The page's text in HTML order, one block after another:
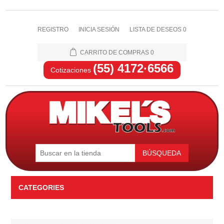
REGISTRO INICIA SESIÓN LISTA DE DESEOS 0
CARRITO DE COMPRAS 0
Cotizaciones (55) 4172·6566
BÚSQUEDA
CATEGORIES